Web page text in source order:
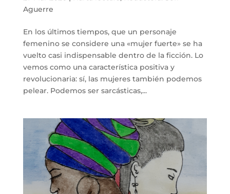
Aguerre
En los últimos tiempos, que un personaje
femenino se considere una «mujer fuerte» se ha
vuelto casi indispensable dentro de la ficción. Lo
vemos como una característica positiva y
revolucionaria: sí, las mujeres también podemos
pelear. Podemos ser sarcásticas,...